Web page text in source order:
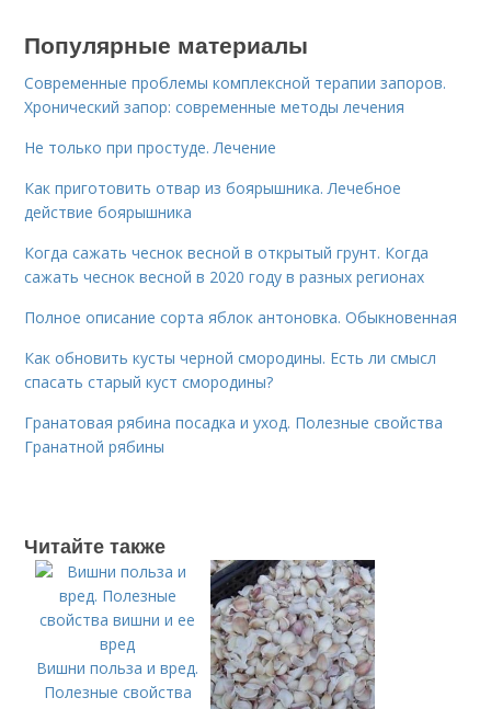
Популярные материалы
Современные проблемы комплексной терапии запоров.
Хронический запор: современные методы лечения
Не только при простуде. Лечение
Как приготовить отвар из боярышника. Лечебное
действие боярышника
Когда сажать чеснок весной в открытый грунт. Когда
сажать чеснок весной в 2020 году в разных регионах
Полное описание сорта яблок антоновка. Обыкновенная
Как обновить кусты черной смородины. Есть ли смысл
спасать старый куст смородины?
Гранатовая рябина посадка и уход. Полезные свойства
Гранатной рябины
Читайте также
Вишни польза и вред.
Полезные свойства